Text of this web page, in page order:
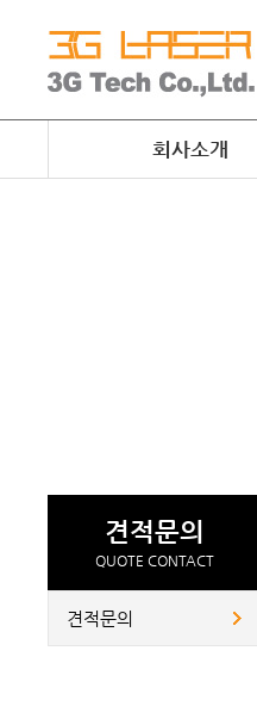
회사소개
견적문의
QUOTE CONTACT
견적문의